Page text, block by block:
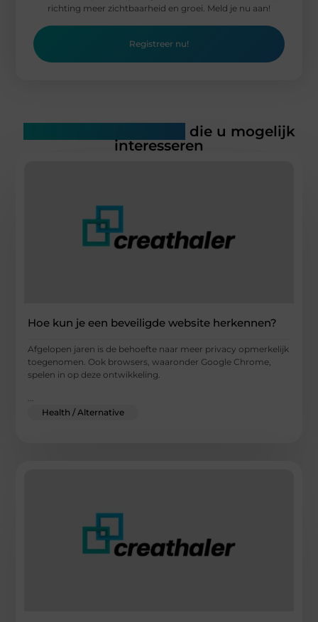
richting meer zichtbaarheid en groei. Meld je nu aan!
Registreer nu!
die u mogelijk
interesseren
Hoe kun je een beveiligde website herkennen?
Afgelopen jaren is de behoefte naar meer privacy opmerkelijk
toegenomen. Ook browsers, waaronder Google Chrome,
spelen in op deze ontwikkeling.
Health / Alternative